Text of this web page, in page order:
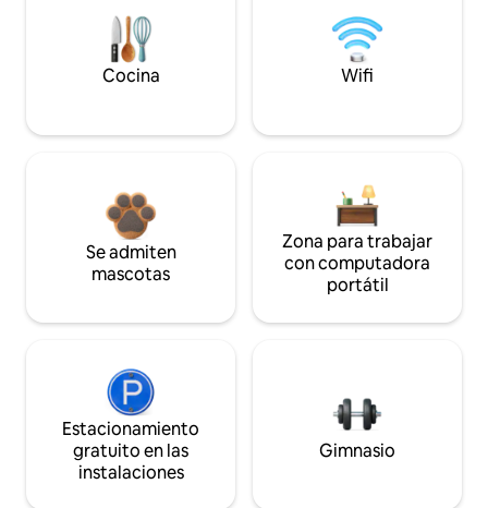
Cocina Wifi
Se admiten
mascotas
Zona para trabajar
con computadora
portátil
Estacionamiento
gratuito en las
instalaciones
Gimnasio